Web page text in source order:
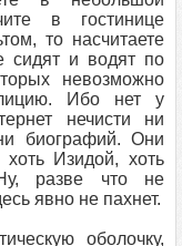
в гостинице
то насчитаете
сидят и водят по
невозможно
Ибо нет у
нечисти ни
биографий. Они
хоть Изидой, хоть
разве что не
явно не пахнет.
оболочку,